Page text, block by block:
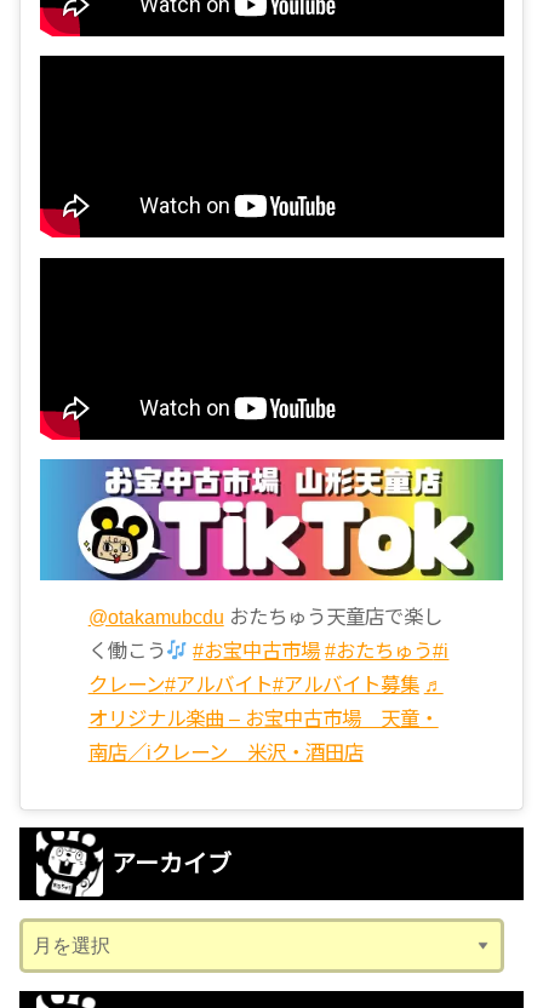
@otakamubcdu おたちゅう天童店で楽し
く働こう
#お宝中古市場 #おたちゅう#i
クレーン#アルバイト#アルバイト募集 ♬
オリジナル楽曲 – お宝中古市場 天童・
南店／iクレーン 米沢・酒田店
アーカイブ
ー
カ